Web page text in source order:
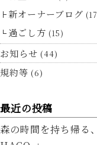
新オーナーブログ
過ごし方 (15)
お知らせ (44)
規約等 (6)
最近の投稿
森の時間を持ち帰る